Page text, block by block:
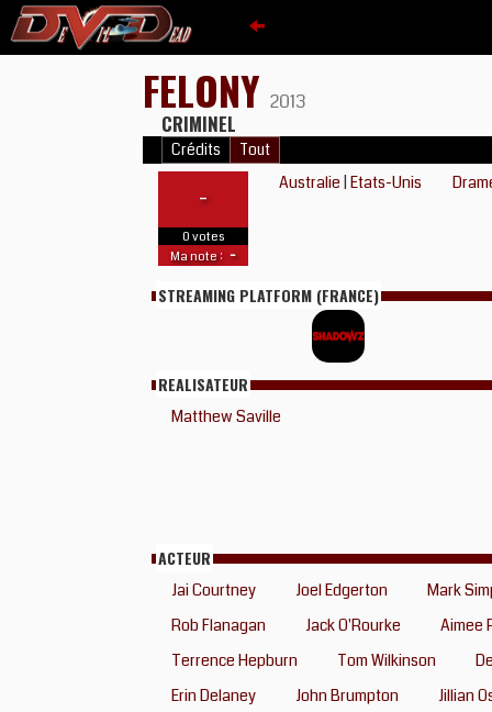
FELONY 2013
CRIMINEL
Crédits Tout
-
0 votes
Ma note : -
Australie |Etats-Unis
STREAMING PLATFORM (FRANCE)
REALISATEUR
Matthew Saville
ACTEUR
Jai Courtney Joel Edgerton
Mark
Rob Flanagan
Jack O'Rourke
Aimee
Terrence Hepburn
Tom Wilkinson
Erin Delaney
John Brumpton
Jillian